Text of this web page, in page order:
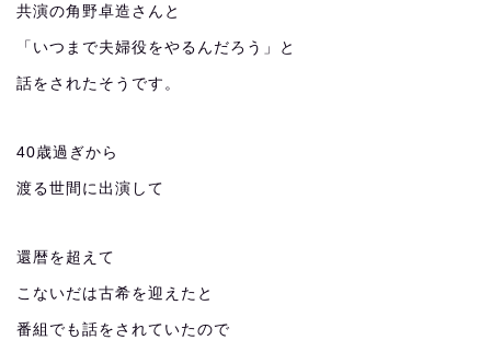
共演の角野卓造さんと
「いつまで夫婦役をやるんだろう」と
話をされたそうです。
40歳過ぎから
渡る世間に出演して
還暦を超えて
こないだは古希を迎えたと
番組でも話をされていたので